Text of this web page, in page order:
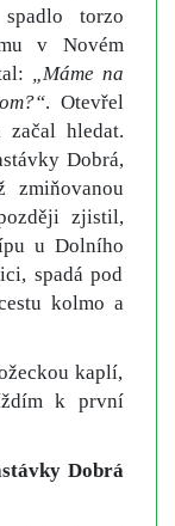
torzo
v Novém
„Máme na
. Otevřel
hledat.
Dobrá,
zjistil,
u Dolního
spadá pod
kolmo a
kaplí,
k první
Dobrá